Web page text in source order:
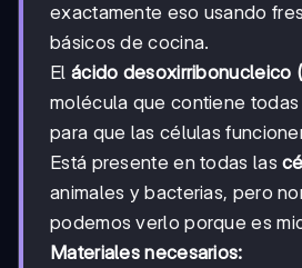
exactamente eso usando
básicos de cocina.
El ácido desoxirribonucleico
molécula que contiene
para que las células
Está presente en todas las
animales y bacterias, pero
podemos verlo porque es
Materiales necesarios: